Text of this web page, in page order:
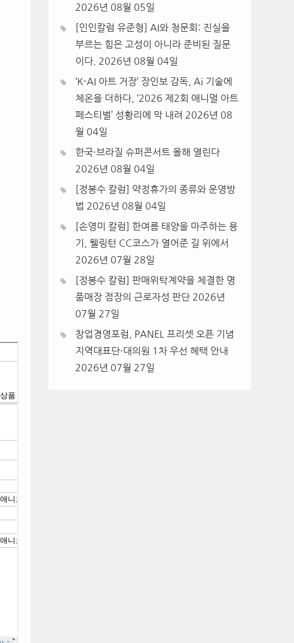
2026년 08월 05일
[인인칼럼 유준형] AI와 청문회: 진실을
부르는 힘은 고성이 아니라 준비된 질문
이다.
2026년 08월 04일
‘K-AI 아트 거장’ 장인보 감독, Ai 기술에
체온을 더하다, ‘2026 제2회 애니멀 아트
페스티벌’ 성황리에 막 내려 2026년 08
월 04일
한국·브라질 슈퍼콘서트 올해 열린다
2026년 08월 04일
[정봉수 칼럼] 약정휴가의 종류와 운영방
법 2026년 08월 04일
[손영미 칼럼] 한여름 태양을 마주하는 용
기, 웰링턴 CC코스가 열어준 길 위에서
2026년 07월 28일
[정봉수 칼럼] 판매위탁계약을 체결한 명
품매장 점장의 근로자성 판단 2026년
07월 27일
창업경영포럼, PANEL 프리셋 오픈 기념
지역대표단·대의원 1차 우선 혜택 안내
2026년 07월 27일